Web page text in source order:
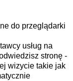
do przeglądarki
usług na
stronę -
wizycie takie jak